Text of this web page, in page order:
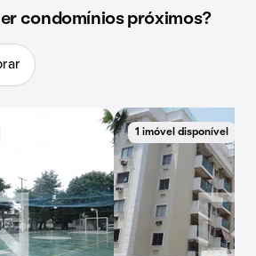
condomínios próximos?
1 imóvel disponível